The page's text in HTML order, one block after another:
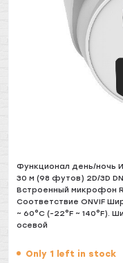
Функционал день/ночь
30 м (98 футов) 2D/3D
Встроенный микрофон
Соответствие ONVIF
~ 60°C (-22°F ~ 140°F).
осевой
Only 1 left in stock